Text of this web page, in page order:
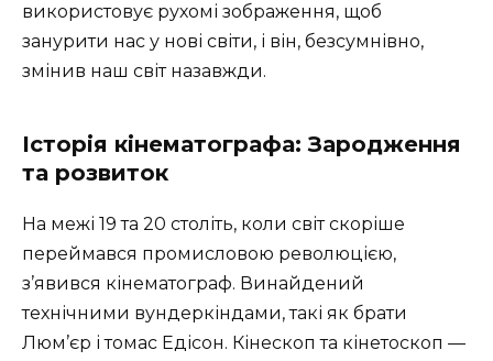
використовує рухомі зображення, щоб
занурити нас у нові світи, і він, безсумнівно,
змінив наш світ назавжди.
Історія кінематографа: Зародження
та розвиток
На межі 19 та 20 століть, коли світ скоріше
переймався промисловою революцією,
з’явився кінематограф. Винайдений
технічними вундеркіндами, такі як брати
Люм’єр і томас Едісон. Кінескоп та кінетоскоп —